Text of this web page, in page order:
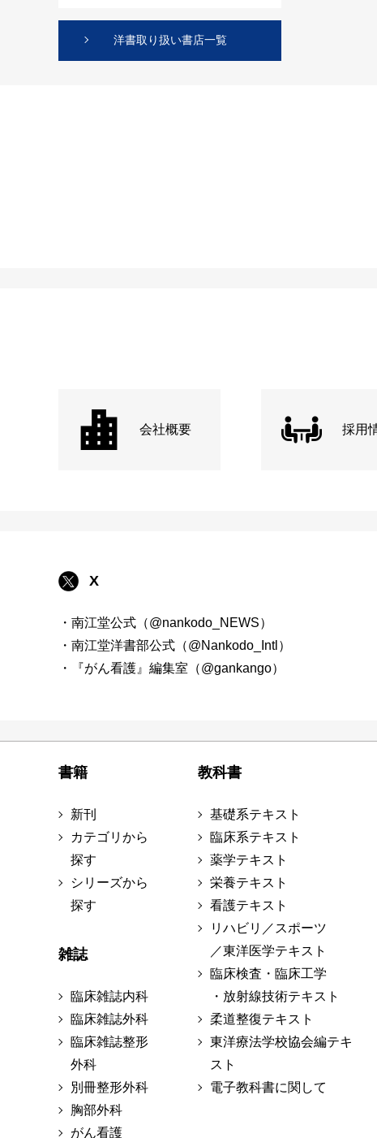
洋書取り扱い書店一覧
会社概要 採用
X
・南江堂公式（@nankodo_NEWS）
・南江堂洋書部公式（@Nankodo_Intl）
・『がん看護』編集室（@gankango）
書籍
新刊
カテゴリから
探す
シリーズから
探す
雑誌
臨床雑誌内科
臨床雑誌外科
臨床雑誌整形
外科
別冊整形外科
胸部外科
がん看護
教科書
基礎系テキスト
臨床系テキスト
薬学テキスト
栄養テキスト
看護テキスト
リハビリ／スポーツ
／東洋医学テキスト
臨床検査・臨床工学
・放射線技術テキスト
柔道整復テキスト
東洋療法学校協会編テキ
スト
電子教科書に関して